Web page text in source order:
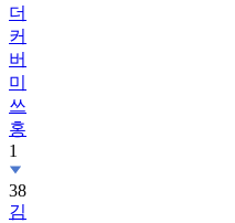
더
커
버
미
쓰
홍
1
38
김